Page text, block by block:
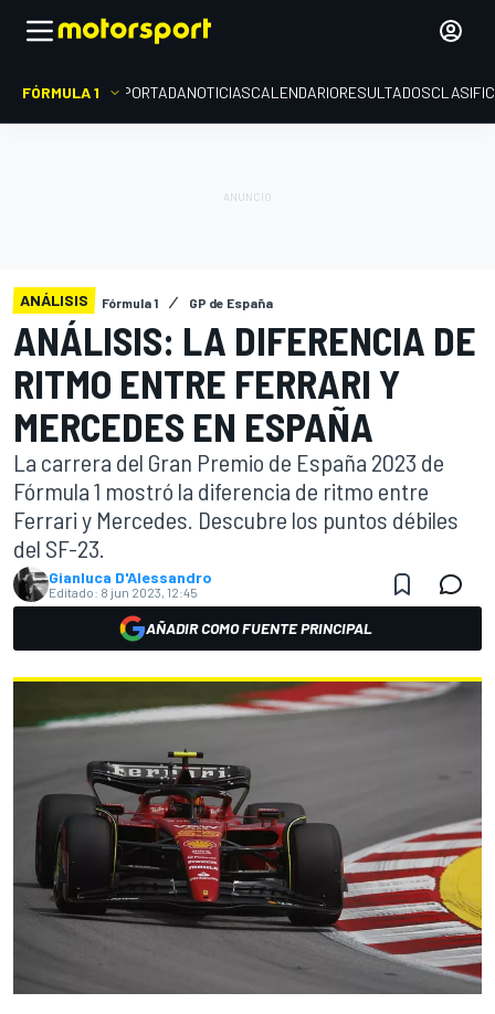
FÓRMULA 1 PORTADANOTICIASCALENDARIORESULTADOS
ANÁLISIS Fórmula 1 GP de España
ANÁLISIS: LA DIFERENCIA DE
RITMO ENTRE FERRARI Y
MERCEDES EN ESPAÑA
La carrera del Gran Premio de España 2023 de
Fórmula 1 mostró la diferencia de ritmo entre
Ferrari y Mercedes. Descubre los puntos débiles
del SF-23.
Gianluca D'Alessandro
Editado: 8 jun 2023, 12:45
AÑADIR COMO FUENTE PRINCIPAL